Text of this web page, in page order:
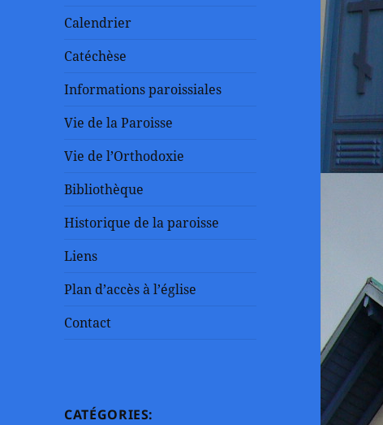
Calendrier
Catéchèse
Informations paroissiales
Vie de la Paroisse
Vie de l’Orthodoxie
Bibliothèque
Historique de la paroisse
Liens
Plan d’accès à l’église
Contact
CATÉGORIES: